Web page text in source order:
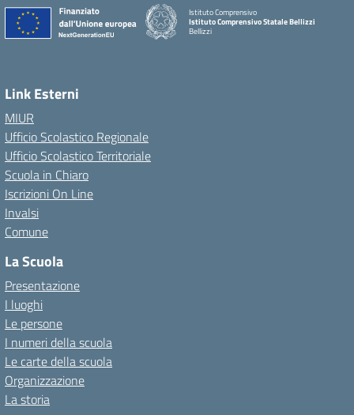
Istituto Comprensivo
Istituto Comprensivo Statale Bellizzi
Bellizzi
Link Esterni
MIUR
Ufficio Scolastico Regionale
Ufficio Scolastico Territoriale
Scuola in Chiaro
Iscrizioni On Line
Invalsi
Comune
La Scuola
Presentazione
I luoghi
Le persone
I numeri della scuola
Le carte della scuola
Organizzazione
La storia